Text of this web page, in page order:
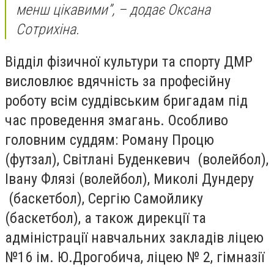
менш цікавими”, – додає Оксана
Сотрихіна.
Відділ фізичної культури та спорту ДМР
висловлює вдячність за професійну
роботу всім суддівським бригадам під
час проведення змагань. Особливо
головним суддям: Роману Процю
(футзал), Світлані Буденкевич (волейбол),
Івану Флязі (волейбол), Миколі Дундеру
(баскетбол), Сергію Самойлику
(баскетбол), а також дирекції та
адміністрації навчальних закладів ліцею
№16 ім. Ю.Дрогобича, ліцею № 2, гімназії